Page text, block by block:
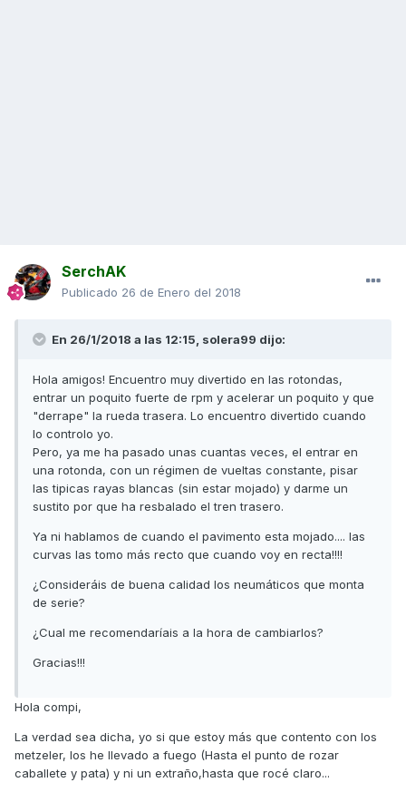
SerchAK
Publicado 26 de Enero del 2018
En 26/1/2018 a las 12:15, solera99 dijo:
Hola amigos! Encuentro muy divertido en las rotondas,
entrar un poquito fuerte de rpm y acelerar un poquito y que
"derrape" la rueda trasera. Lo encuentro divertido cuando
lo controlo yo.
Pero, ya me ha pasado unas cuantas veces, el entrar en
una rotonda, con un régimen de vueltas constante, pisar
las tipicas rayas blancas (sin estar mojado) y darme un
sustito por que ha resbalado el tren trasero.
Ya ni hablamos de cuando el pavimento esta mojado.... las
curvas las tomo más recto que cuando voy en recta!!!!
¿Consideráis de buena calidad los neumáticos que monta
de serie?
¿Cual me recomendaríais a la hora de cambiarlos?
Gracias!!!
Hola compi,
La verdad sea dicha, yo si que estoy más que contento con los
metzeler, los he llevado a fuego (Hasta el punto de rozar
caballete y pata) y ni un extraño,hasta que rocé claro...